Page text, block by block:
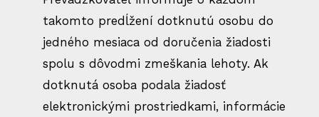
takomto predĺžení dotknutú osobu do
jedného mesiaca od doručenia žiadosti
spolu s dôvodmi zmeškania lehoty. Ak
dotknutá osoba podala žiadosť
elektronickými prostriedkami, informácie